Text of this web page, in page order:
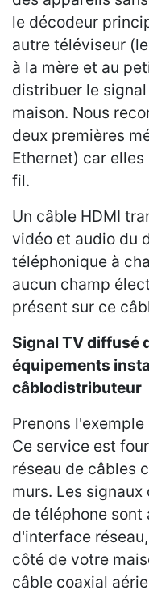
le décodeur
autre téléviseur
à la mère et au
distribuer le
maison. Nous
deux premières
Ethernet) car
fil.
Un câble HDMI
vidéo et audio du
téléphonique à
aucun champ
présent sur ce
Signal TV diffusé
équipements
câblodistributeur
Prenons
Ce service est
réseau de câbles
murs. Les
de téléphone
d'interface
côté de votre
câble coaxial